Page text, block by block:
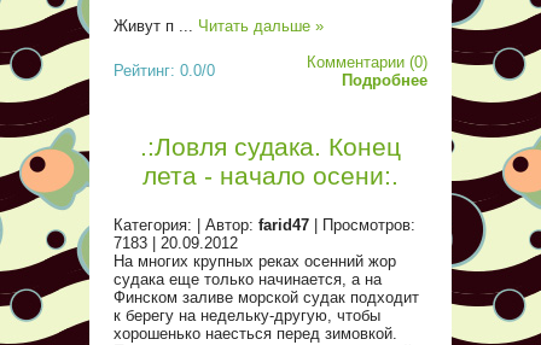
Живут п ... Читать дальше »
Рейтинг: 0.0/0
Комментарии (0)
Подробнее
.:Ловля судака. Конец
лета - начало осени:.
Категория: | Автор: farid47 | Просмотров:
7183 | 20.09.2012
На многих крупных реках осенний жор
судака еще только начинается, а на
Финском заливе морской судак подходит
к берегу на недельку-другую, чтобы
хорошенько наесться перед зимовкой.